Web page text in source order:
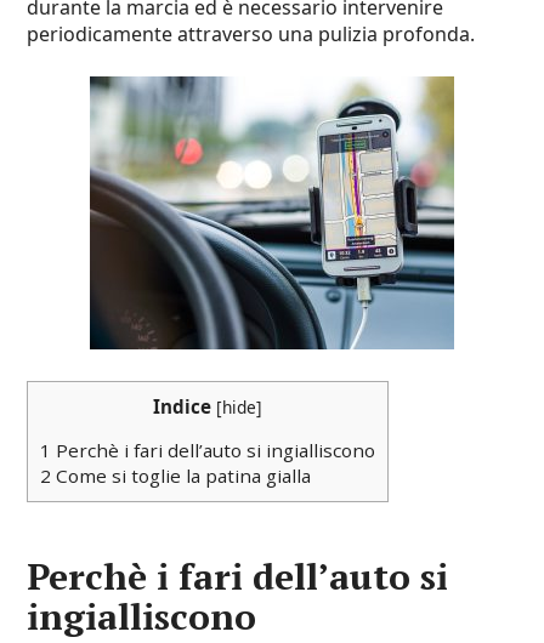
durante la marcia ed è necessario intervenire
periodicamente attraverso una pulizia profonda.
Indice [hide]
1 Perchè i fari dell’auto si ingialliscono
2 Come si toglie la patina gialla
Perchè i fari dell’auto si
ingialliscono